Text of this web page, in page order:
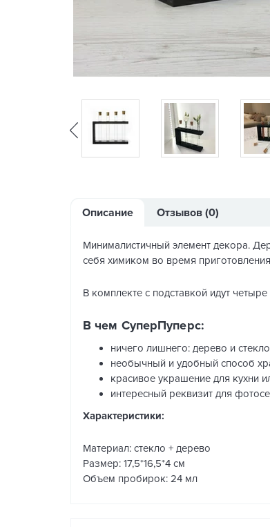
Описание Отзывов (0)
Минималистичный элемент декора.
себя химиком во время
В комплекте с подставкой идут
В чем СуперПуперс:
ничего лишнего: дерево и
необычный и удобный способ
красивое украшение для кухни
интересный реквизит для
Характеристики:
Материал: стекло + дерево
Размер: 17,5*16,5*4 см
Объем пробирок: 24 мл